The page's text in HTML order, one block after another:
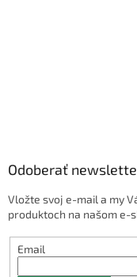
Odoberať
Vložte svoj e-mail a my
produktoch na našom e-
Email